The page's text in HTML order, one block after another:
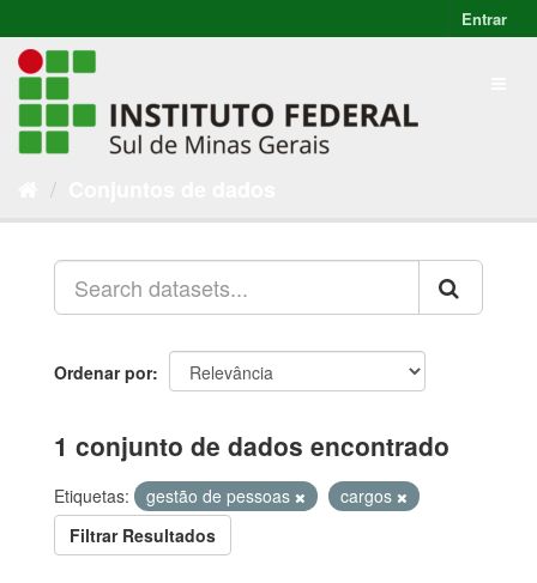
Entrar
Ordenar por
1 conjunto de dados encontrado
Etiquetas: gestão de pessoas
cargos
Filtrar Resultados